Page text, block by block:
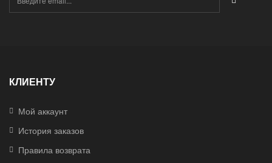
КЛИЕНТУ
Мой аккаунт
История заказов
Правила возврата